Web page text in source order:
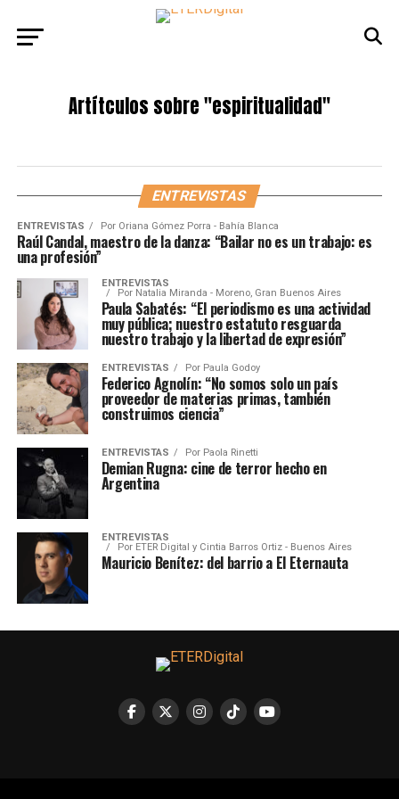
Artítculos sobre"espiritualidad"
ENTREVISTAS
ENTREVISTAS Por Oriana Gómez Porra - Bahía Blanca
Raúl Candal, maestro de la danza: “Bailar no es un trabajo: es
una profesión”
ENTREVISTAS
Por Natalia Miranda - Moreno, Gran Buenos Aires
Paula Sabatés: “El periodismo es una actividad
muy pública; nuestro estatuto resguarda
nuestro trabajo y la libertad de expresión”
ENTREVISTAS Por Paula Godoy
Federico Agnolín: “No somos solo un país
proveedor de materias primas, también
construimos ciencia”
ENTREVISTAS Por Paola Rinetti
Demian Rugna: cine de terror hecho en
Argentina
ENTREVISTAS
Por ETER Digital y Cintia Barros Ortiz - Buenos Aires
Mauricio Benítez: del barrio a El Eternauta